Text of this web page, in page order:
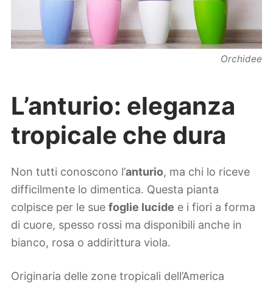
Orchidee
L’anturio: eleganza
tropicale che dura
Non tutti conoscono l’anturio, ma chi lo riceve
difficilmente lo dimentica. Questa pianta
colpisce per le sue foglie lucide e i fiori a forma
di cuore, spesso rossi ma disponibili anche in
bianco, rosa o addirittura viola.
Originaria delle zone tropicali dell’America